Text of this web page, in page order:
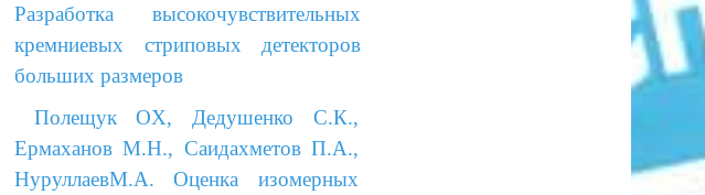
Разработка высокочувствительных
кремниевых стриповых детекторов
больших размеров
ПолещукOХ, Дедушенко С.К.,
Ермаханов М.Н., Саидахметов П.А.,
НуруллаевМ.А. Оценка изомерных